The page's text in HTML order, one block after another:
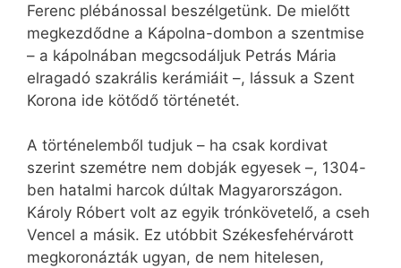
Ferenc plébánossal beszélgetünk. De mielőtt
megkezdődne a Kápolna-dombon a szentmise
– a kápolnában megcsodáljuk Petrás Mária
elragadó szakrális kerámiáit –, lássuk a Szent
Korona ide kötődő történetét.
A történelemből tudjuk – ha csak kordivat
szerint szemétre nem dobják egyesek –, 1304-
ben hatalmi harcok dúltak Magyarországon.
Károly Róbert volt az egyik trónkövetelő, a cseh
Vencel a másik. Ez utóbbit Székesfehérvárott
megkoronázták ugyan, de nem hitelesen,